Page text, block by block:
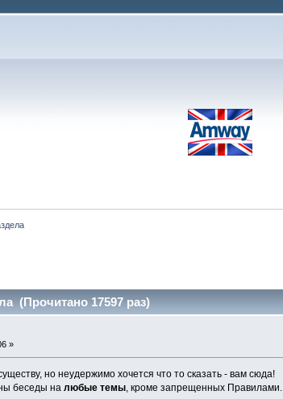
(Прочитано 17597 раз)
»
но неудержимо хочется что то сказать - вам сюда!
беседы на любые темы, кроме запрещенных Правилами.